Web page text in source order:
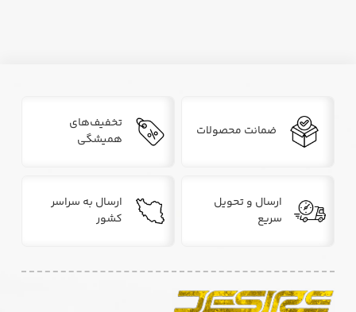
ضمانت محصولات
تخفیف‌های
همیشگی
ارسال و تحویل
سریع
ارسال به سراسر
کشور